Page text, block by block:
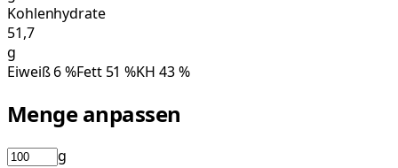
Kohlenhydrate
51,7
g
Eiweiß6%Fett 51 %KH 43%
Menge anpassen
g